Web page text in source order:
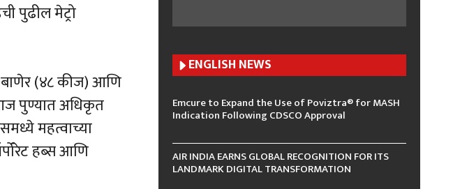
पुढील मेट्रो
बाणेर (४८ कीज) आणि
पुण्यात अधिकृत
महत्वाच्या
हब्स आणि
ENGLISH NEWS
Emcure to Expand the Use of Poviztra® for MASH
Indication Following CDSCO Approval
AIR INDIA EARNS GLOBAL RECOGNITION FOR ITS
LANDMARK DIGITAL TRANSFORMATION